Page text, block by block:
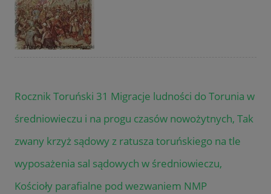
Rocznik Toruński 31 Migracje ludności do Torunia w
średniowieczu i na progu czasów nowożytnych, Tak
zwany krzyż sądowy z ratusza toruńskiego na tle
wyposażenia sal sądowych w średniowieczu,
Kościoły parafialne pod wezwaniem NMP